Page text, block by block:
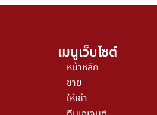
เมนูเว็บไซต์
หน้าหลัก
ขาย
ให้เช่า